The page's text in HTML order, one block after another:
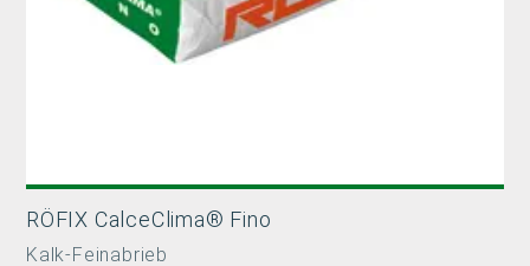
RÖFIX CalceClima® Fino
Kalk-Feinabrieb